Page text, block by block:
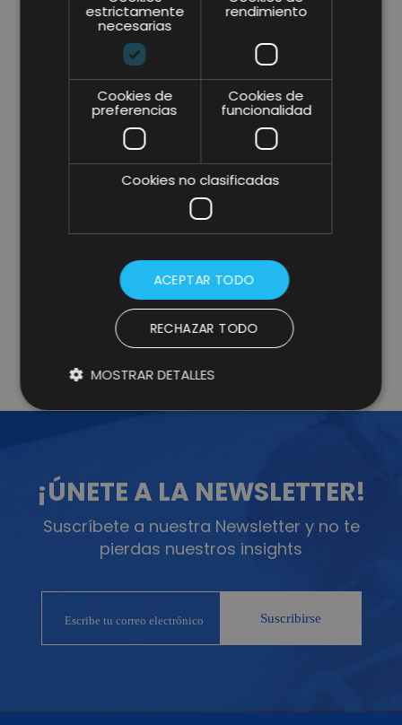
He leído y acepto laPolítica de Privacidad y Aviso
que utilice la información que proporciono en este
formulario para estar en contacto conmigo y para
enviarme actualizaciones y promociones mediante
correo electrónico.
¡ÚNETE A LA NEWSLETTER!
Suscríbete a nuestra Newsletter y no te
pierdas nuestros insights
estrictamente
necesarias
rendimiento
Cookies de
preferencias
Cookies de
funcionalidad
Cookies no clasificadas
ACEPTAR TODO
RECHAZAR TODO
MOSTRAR DETALLES